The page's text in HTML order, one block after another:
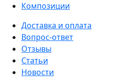
Композиции
Доставка и оплата
Вопрос-ответ
Отзывы
Статьи
Новости